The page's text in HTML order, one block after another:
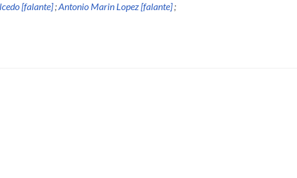
[falante];Antonio Marin Lopez [falante];